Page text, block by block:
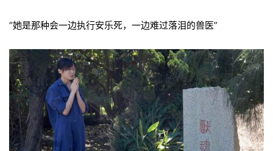
“她是那种会一边执行安乐死，一边难过落泪的兽医”